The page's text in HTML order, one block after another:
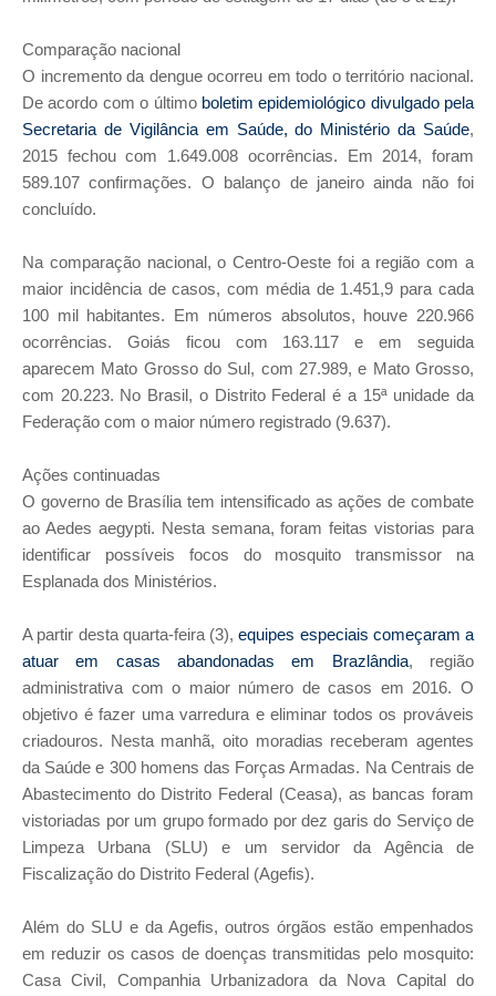
Comparação nacional
O incremento da dengue ocorreu em todo o território nacional.
De acordo com o último boletim epidemiológico divulgado pela
Secretaria de Vigilância em Saúde, do Ministério da Saúde,
2015 fechou com 1.649.008 ocorrências. Em 2014, foram
589.107 confirmações. O balanço de janeiro ainda não foi
concluído.
Na comparação nacional, o Centro-Oeste foi a região com a
maior incidência de casos, com média de 1.451,9 para cada
100 mil habitantes. Em números absolutos, houve 220.966
ocorrências. Goiás ficou com 163.117 e em seguida
aparecem Mato Grosso do Sul, com 27.989, e Mato Grosso,
com 20.223. No Brasil, o Distrito Federal é a 15ª unidade da
Federação com o maior número registrado (9.637).
Ações continuadas
O governo de Brasília tem intensificado as ações de combate
ao Aedes aegypti. Nesta semana, foram feitas vistorias para
identificar possíveis focos do mosquito transmissor na
Esplanada dos Ministérios.
A partir desta quarta-feira (3),equipes especiais começaram a
atuar em casas abandonadasem Brazlândia, região
administrativa com o maior número de casos em 2016. O
objetivo é fazer uma varredura e eliminar todos os prováveis
criadouros. Nesta manhã, oito moradias receberam agentes
da Saúde e 300 homens das Forças Armadas. Na Centrais de
Abastecimento do Distrito Federal (Ceasa), as bancas foram
vistoriadas por um grupo formado por dez garis do Serviço de
Limpeza Urbana (SLU) e um servidor da Agência de
Fiscalização do Distrito Federal (Agefis).
Além do SLU e da Agefis, outros órgãos estão empenhados
em reduzir os casos de doenças transmitidas pelo mosquito:
Casa Civil, Companhia Urbanizadora da Nova Capital do